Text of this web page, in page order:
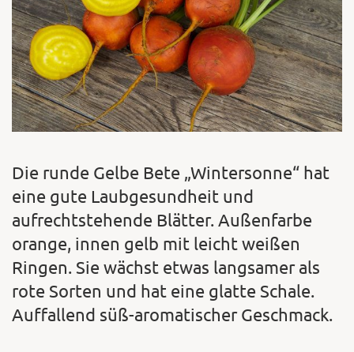
Die runde Gelbe Bete „Wintersonne“ hat
eine gute Laubgesundheit und
aufrechtstehende Blätter. Außenfarbe
orange, innen gelb mit leicht weißen
Ringen. Sie wächst etwas langsamer als
rote Sorten und hat eine glatte Schale.
Auffallend süß-aromatischer Geschmack.